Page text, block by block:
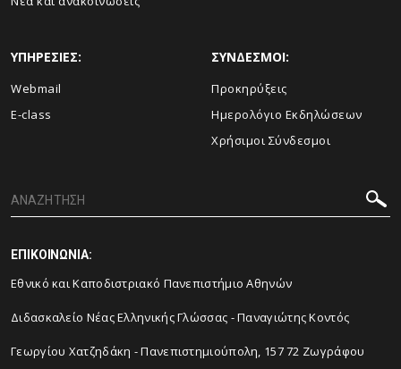
ΥΠΗΡΕΣΙΕΣ:
Webmail
E-class
ΣΥΝΔΕΣΜΟΙ:
Προκηρύξεις
Ημερολόγιο Εκδηλώσεων
Χρήσιμοι Σύνδεσμοι
ΕΠΙΚΟΙΝΩΝΙΑ:
Εθνικό και Καποδιστριακό Πανεπιστήμιο Αθηνών
Διδασκαλείο Νέας Ελληνικής Γλώσσας - Παναγιώτης Κοντός
Γεωργίου Χατζηδάκη - Πανεπιστημιούπολη, 157 72 Ζωγράφου